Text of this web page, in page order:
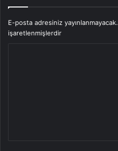
E-posta adresiniz yayınlanmayacak.
işaretlenmişlerdir